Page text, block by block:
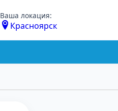
Ваша локация:
Красноярск